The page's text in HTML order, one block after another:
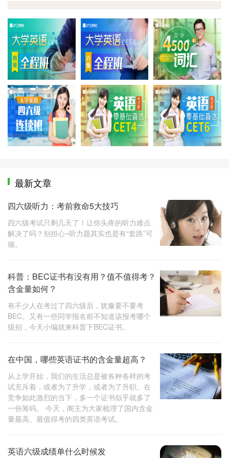
四级全程班 六级全程班
四六级连读班 零基础直达CET4
最新文章
四六级听力：考前救命5大技巧
四六级考试只剩几天了！让你头疼的听力难点
解决了吗？别担心~听力题其实也是有“套路”可
循。
科普：BEC证书有没有用？值不值得考？
含金量如何？
有不少人在考过了四六级后，犹豫要不要考
BEC。又有一些同学报名前不知道该报考哪个
级别，今天小编就来科普下BEC证书。
在中国，哪些英语证书的含金量超高？
从上学开始，我们的生活总是被各种各样的考
试充斥着，或者为了升学，或者为了升职。在
竞争如此激烈的当下，多一个证书似乎就多了
一份筹码。 今天，阁主为大家梳理了国内含金
量最高、最值得考的四类英语考试。
英语六级成绩单什么时候发